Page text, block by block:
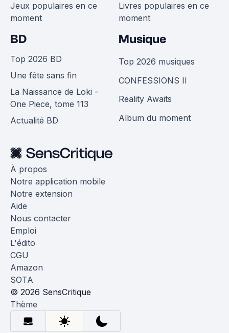
Jeux populaires en ce
moment
Livres populaires en ce
moment
BD
Top 2026 BD
Une fête sans fin
La Naissance de Loki -
One Piece, tome 113
Actualité BD
Musique
Top 2026 musiques
CONFESSIONS II
Reality Awaits
Album du moment
À propos
Notre application mobile
Notre extension
Aide
Nous contacter
Emploi
L'édito
CGU
Amazon
SOTA
© 2026 SensCritique
Thème